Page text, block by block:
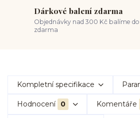
Dárkové balení zdarma
Objednávky nad 300 Kč balíme
zdarma
Kompletní specifikace
Hodnocení 0 Komentáře